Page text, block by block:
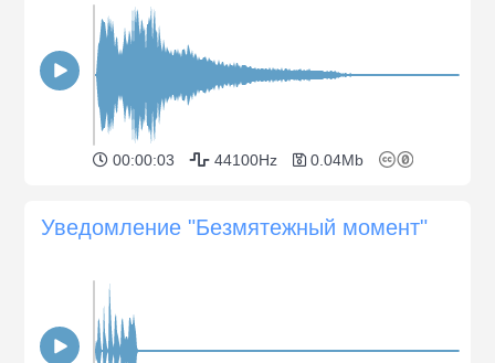
00:00:03 44100Hz 0.04Mb
Уведомление "Безмятежный момент"